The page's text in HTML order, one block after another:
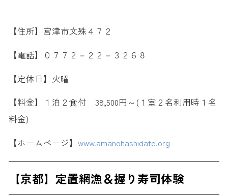
【住所】宮津市文殊４７２
【電話】０７７２－２２－３２６８
【定休日】火曜
【料金】１泊２食付 38,500円～(１室２名利用時１名
料金)
【ホームページ】 www.amanohashidate.org
【京都】定置網漁＆握り寿司体験